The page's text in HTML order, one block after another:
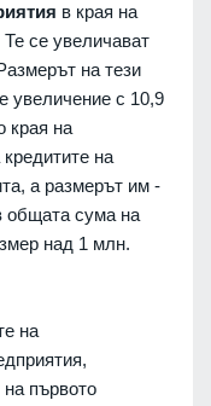
в края на
се увеличават
на тези
увеличение с 10,9
края на
на
а размерът им -
общата сума на
над 1 млн.
на
първото